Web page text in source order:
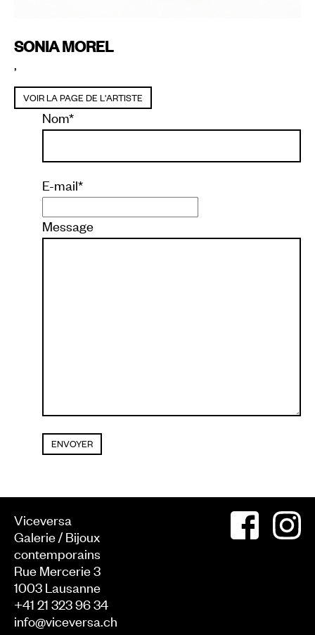
SONIA MOREL
VOIR LA PAGE DE L'ARTISTE
Nom*
E-mail*
Message
Viceversa
Galerie / Bijoux
contemporains
Rue Mercerie 3
1003 Lausanne
+41 21 323 96 34
info@viceversa.ch